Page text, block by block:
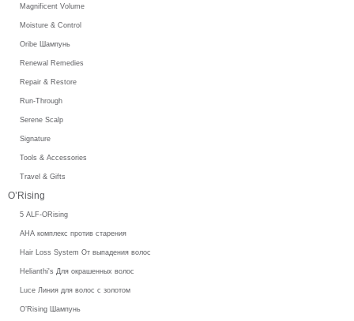
Magnificent Volume
Moisture & Control
Oribe Шампунь
Renewal Remedies
Repair & Restore
Run-Through
Serene Scalp
Signature
Tools & Accessories
Travel & Gifts
O’Rising
5 ALF-ORising
AHA комплекс против старения
Hair Loss System От выпадения волос
Helianthi's Для окрашенных волос
Luce Линия для волос с золотом
O’Rising Шампунь